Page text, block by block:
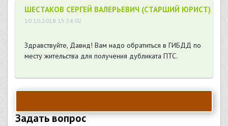
ШЕСТАКОВ СЕРГЕЙ ВАЛЕРЬЕВИЧ (СТАРШИЙ ЮРИСТ)
10.10.2018 15:24:02
Здравствуйте, Давид! Вам надо обратиться в ГИБДД по
месту жительства для получения дубликата ПТС.
Задать вопрос